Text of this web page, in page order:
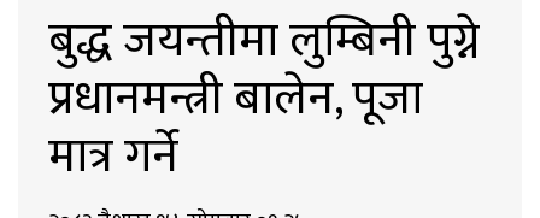
बुद्ध जयन्तीमा लुम्बिनी पुग्ने
प्रधानमन्त्री बालेन, पूजा
मात्र गर्ने